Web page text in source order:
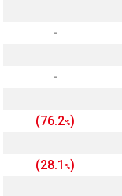
-
-
(76.2%)
(28.1%)